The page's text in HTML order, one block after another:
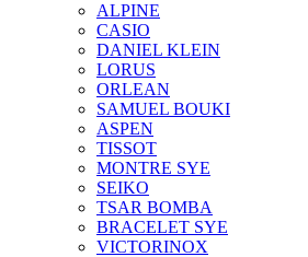
ALPINE
CASIO
DANIEL KLEIN
LORUS
ORLEAN
SAMUEL BOUKI
ASPEN
TISSOT
MONTRE SYE
SEIKO
TSAR BOMBA
BRACELET SYE
VICTORINOX